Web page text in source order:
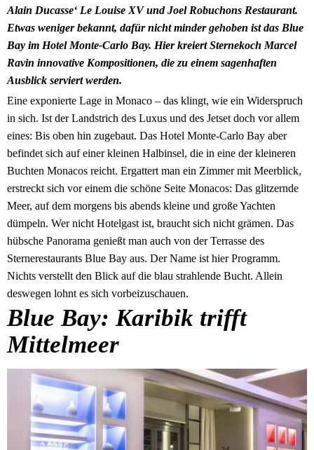
Alain Ducasse‘ Le Louise XV und Joel Robuchons Restaurant.
Etwas weniger bekannt, dafür nicht minder gehoben ist das Blue
Bay im Hotel Monte-Carlo Bay. Hier kreiert Sternekoch Marcel
Ravin innovative Kompositionen, die zu einem sagenhaften
Ausblick serviert werden.
Eine exponierte Lage in Monaco – das klingt, wie ein Widerspruch
in sich. Ist der Landstrich des Luxus und des Jetset doch vor allem
eines: Bis oben hin zugebaut. Das Hotel Monte-Carlo Bay aber
befindet sich auf einer kleinen Halbinsel, die in eine der kleineren
Buchten Monacos reicht. Ergattert man ein Zimmer mit Meerblick,
erstreckt sich vor einem die schöne Seite Monacos: Das glitzernde
Meer, auf dem morgens bis abends kleine und große Yachten
dümpeln. Wer nicht Hotelgast ist, braucht sich nicht grämen. Das
hübsche Panorama genießt man auch von der Terrasse des
Sternerestaurants Blue Bay aus. Der Name ist hier Programm.
Nichts verstellt den Blick auf die blau strahlende Bucht. Allein
deswegen lohnt es sich vorbeizuschauen.
Blue Bay: Karibik trifft
Mittelmeer